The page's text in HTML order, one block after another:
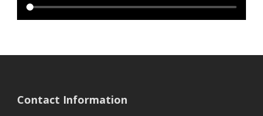
Contact Information